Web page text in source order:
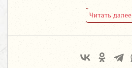
Читать далее